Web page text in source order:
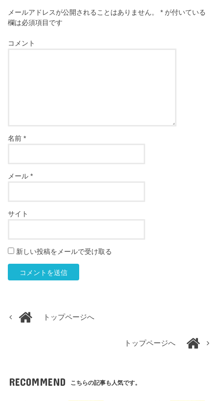
メールアドレスが公開されることはありません。 * が付いている
欄は必須項目です
コメント
名前*
メール*
サイト
新しい投稿をメールで受け取る
トップページへ
トップページへ
RECOMMEND こちらの記事も人気です。